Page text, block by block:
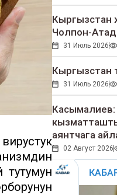
тутумун
Кыргызстан
Чолпон-Атада
31 Июль 2026
Кыргызстан
31 Июль 2026
аянтчага
02 Август 2026